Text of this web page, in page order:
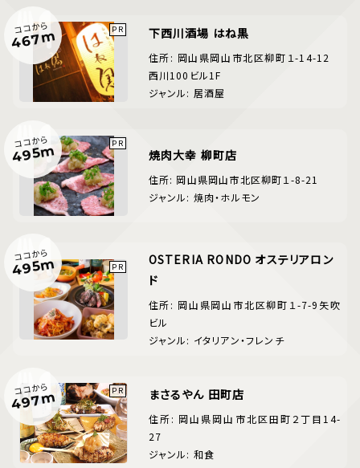
ココから
467m 下西川酒場 はね黒
住所: 岡山県岡山市北区柳町１-14-12
西川100ビル1F
ジャンル: 居酒屋
ココから
495m 焼肉大幸 柳町店
住所: 岡山県岡山市北区柳町１-8-21
ジャンル: 焼肉・ホルモン
ココから
495m
OSTERIA RONDO オステリアロン
ド
住所: 岡山県岡山市北区柳町１-7-9矢吹
ビル
ジャンル: イタリアン・フレンチ
ココから
497m まさるやん 田町店
住所: 岡山県岡山市北区田町２丁目14-
27
ジャンル: 和食